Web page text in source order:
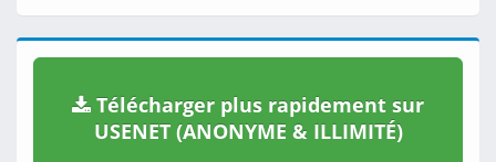
Télécharger plus rapidement sur
USENET (ANONYME & ILLIMITÉ)